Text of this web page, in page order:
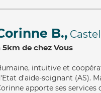
B.,
5km de chez Vous
, intuitive et
d'aide-soignant (AS).
apporte ses